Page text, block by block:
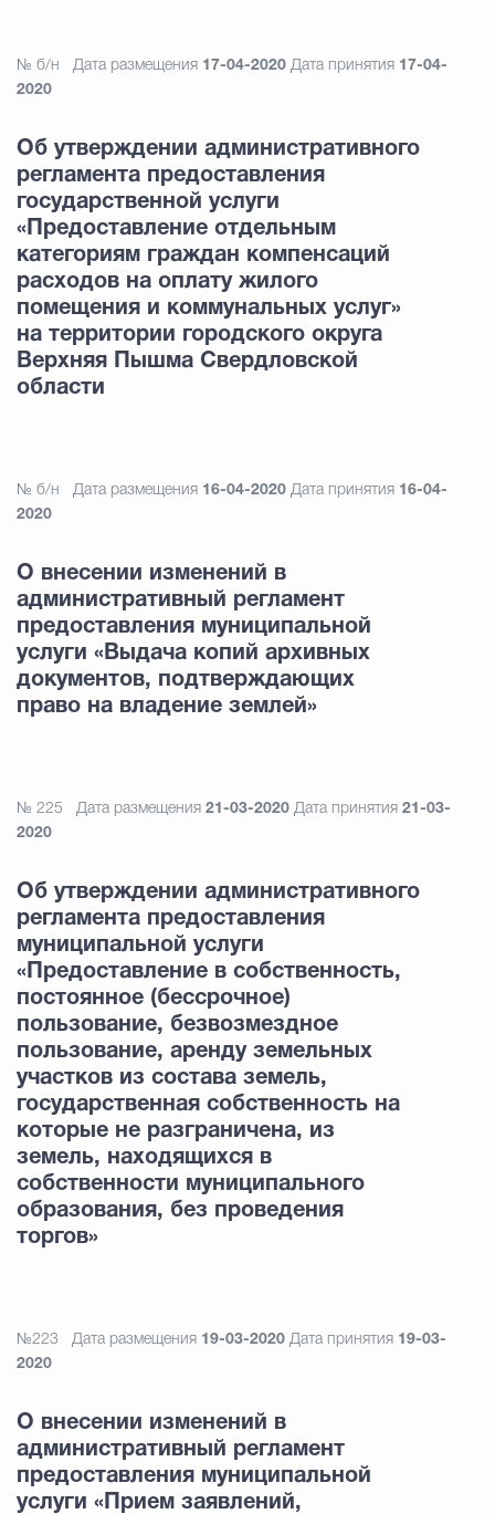
№ б/н Дата размещения 17-04-2020 Дата принятия 17-04-
2020
Об утверждении административного
регламента предоставления
государственной услуги
«Предоставление отдельным
категориям граждан компенсаций
расходов на оплату жилого
помещения и коммунальных услуг»
на территории городского округа
Верхняя Пышма Свердловской
области
№ б/н Дата размещения 16-04-2020 Дата принятия 16-04-
2020
О внесении изменений в
административный регламент
предоставления муниципальной
услуги «Выдача копий архивных
документов, подтверждающих
право на владение землей»
№ 225 Дата размещения 21-03-2020 Дата принятия 21-03-
2020
Об утверждении административного
регламента предоставления
муниципальной услуги
«Предоставление в собственность,
постоянное (бессрочное)
пользование, безвозмездное
пользование, аренду земельных
участков из состава земель,
государственная собственность на
которые не разграничена, из
земель, находящихся в
собственности муниципального
образования, без проведения
торгов»
№223 Дата размещения 19-03-2020 Дата принятия 19-03-
2020
О внесении изменений в
административный регламент
предоставления муниципальной
услуги «Прием заявлений,